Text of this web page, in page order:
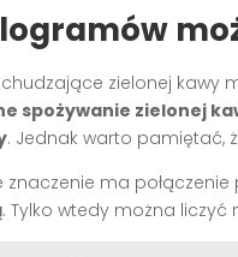
zielonej kawy
spożywanie zielonej
. Jednak warto pamiętać,
znaczenie ma połączenie
. Tylko wtedy można